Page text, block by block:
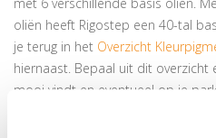
oliën heeft Rigostep een 40-tal
je terug in het Overzicht
hiernaast. Bepaal uit dit overzicht
mooi vindt en eventueel op je